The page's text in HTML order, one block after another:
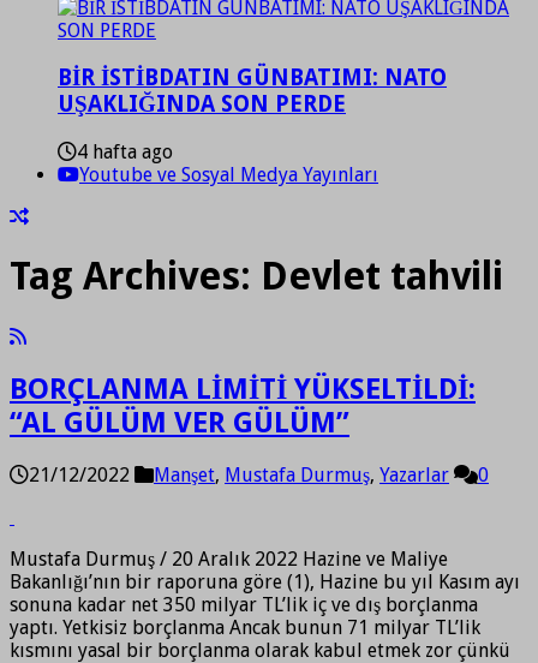
BİR İSTİBDATIN GÜNBATIMI: NATO
UŞAKLIĞINDA SON PERDE
4 hafta ago
Youtube ve Sosyal Medya Yayınları
Tag Archives: Devlet tahvili
BORÇLANMA LİMİTİ YÜKSELTİLDİ:
“AL GÜLÜM VER GÜLÜM”
21/12/2022 Manşet, Mustafa Durmuş, Yazarlar 0
Mustafa Durmuş / 20 Aralık 2022 Hazine ve Maliye
Bakanlığı’nın bir raporuna göre (1), Hazine bu yıl Kasım ayı
sonuna kadar net 350 milyar TL’lik iç ve dış borçlanma
yaptı. Yetkisiz borçlanma Ancak bunun 71 milyar TL’lik
kısmını yasal bir borçlanma olarak kabul etmek zor çünkü